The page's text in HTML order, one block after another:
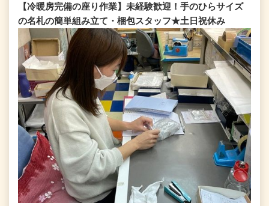
【冷暖房完備の座り作業】未経験歓迎！手のひらサイズ
の名札の簡単組み立て・梱包スタッフ★土日祝休み